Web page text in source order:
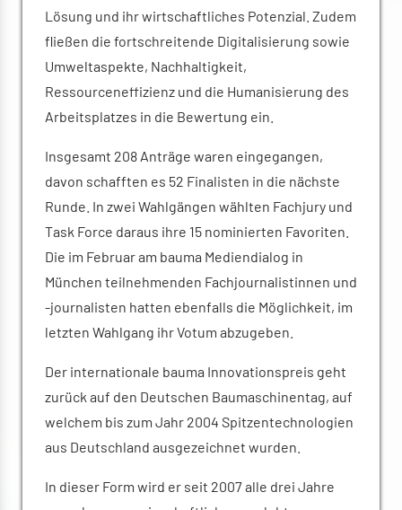
Lösung und ihr wirtschaftliches Potenzial. Zudem
fließen die fortschreitende Digitalisierung sowie
Umweltaspekte, Nachhaltigkeit,
Ressourceneffizienz und die Humanisierung des
Arbeitsplatzes in die Bewertung ein.
Insgesamt 208 Anträge waren eingegangen,
davon schafften es 52 Finalisten in die nächste
Runde. In zwei Wahlgängen wählten Fachjury und
Task Force daraus ihre 15 nominierten Favoriten.
Die im Februar am bauma Mediendialog in
München teilnehmenden Fachjournalistinnen und
-journalisten hatten ebenfalls die Möglichkeit, im
letzten Wahlgang ihr Votum abzugeben.
Der internationale bauma Innovationspreis geht
zurück auf den Deutschen Baumaschinentag, auf
welchem bis zum Jahr 2004 Spitzentechnologien
aus Deutschland ausgezeichnet wurden.
In dieser Form wird er seit 2007 alle drei Jahre